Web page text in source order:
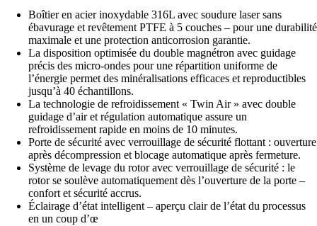
Boîtier en acier inoxydable 316L avec soudure laser sans
ébavurage et revêtement PTFE à 5 couches – pour une durabilité
maximale et une protection anticorrosion garantie.
La disposition optimisée du double magnétron avec guidage
précis des micro-ondes pour une répartition uniforme de
l’énergie permet des minéralisations efficaces et reproductibles
jusqu’à 40 échantillons.
La technologie de refroidissement « Twin Air » avec double
guidage d’air et régulation automatique assure un
refroidissement rapide en moins de 10 minutes.
Porte de sécurité avec verrouillage de sécurité flottant : ouverture
après décompression et blocage automatique après fermeture.
Système de levage du rotor avec verrouillage de sécurité : le
rotor se soulève automatiquement dès l’ouverture de la porte –
confort et sécurité accrus.
Éclairage d’état intelligent – ​​aperçu clair de l’état du processus
en un coup d’œ